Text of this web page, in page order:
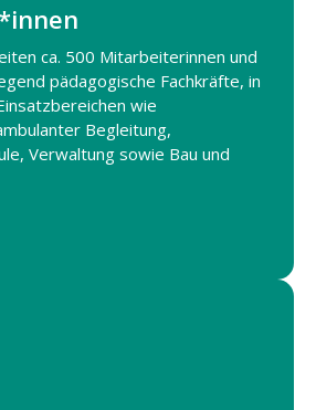
ca. 500 Mitarbeiterinnen und
pädagogische Fachkräfte, in
wie
Begleitung,
Verwaltung sowie Bau und